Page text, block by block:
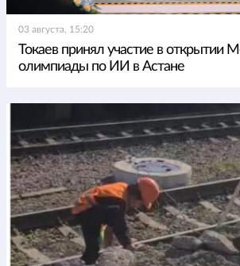
03 августа, 15:20
Токаев принял участие в открытии
олимпиады по ИИ в Астане